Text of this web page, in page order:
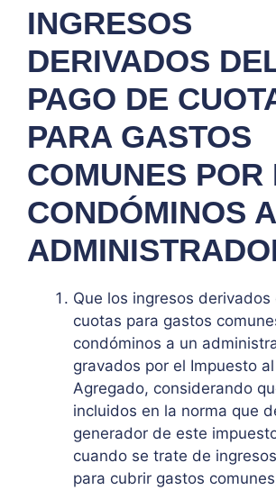
INGRESOS
DERIVADOS
PAGO DE
PARA GASTOS
COMUNES POR
CONDÓMINOS
Que los ingresos
cuotas para gastos
condóminos a un
gravados por el Impuesto
Agregado, considerando
incluidos en la norma que
generador de este
cuando se trate de
para cubrir gastos